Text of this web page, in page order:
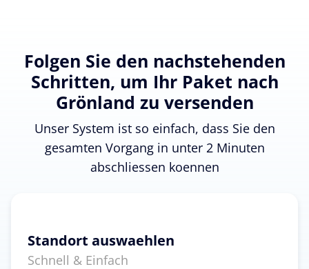
Folgen Sie den nachstehenden
Schritten, um Ihr Paket nach
Grönland zu versenden
Unser System ist so einfach, dass Sie den
gesamten Vorgang in unter 2 Minuten
abschliessen koennen
Standort auswaehlen
Schnell & Einfach